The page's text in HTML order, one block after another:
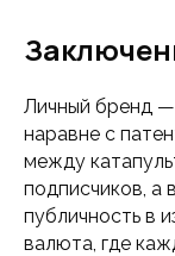
Личный бренд —
наравне с
между
подписчиков, а
публичность в
валюта, где